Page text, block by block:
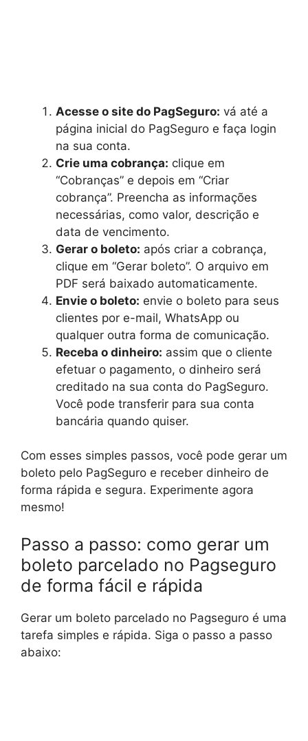
Acesse o site do PagSeguro: vá até a
página inicial do PagSeguro e faça login
na sua conta.
Crie uma cobrança: clique em
“Cobranças” e depois em “Criar
cobrança”. Preencha as informações
necessárias, como valor, descrição e
data de vencimento.
Gerar o boleto: após criar a cobrança,
clique em “Gerar boleto”. O arquivo em
PDF será baixado automaticamente.
Envie o boleto: envie o boleto para seus
clientes por e-mail, WhatsApp ou
qualquer outra forma de comunicação.
Receba o dinheiro: assim que o cliente
efetuar o pagamento, o dinheiro será
creditado na sua conta do PagSeguro.
Você pode transferir para sua conta
bancária quando quiser.
Com esses simples passos, você pode gerar um
boleto pelo PagSeguro e receber dinheiro de
forma rápida e segura. Experimente agora
mesmo!
Passo a passo: como gerar um
boleto parcelado no Pagseguro
de forma fácil e rápida
Gerar um boleto parcelado no Pagseguro é uma
tarefa simples e rápida. Siga o passo a passo
abaixo: